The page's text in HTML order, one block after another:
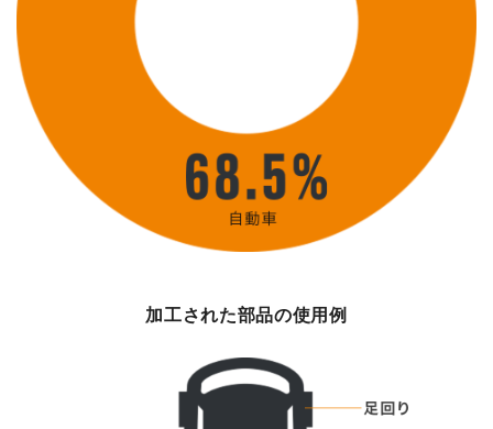
加工された部品の使用例